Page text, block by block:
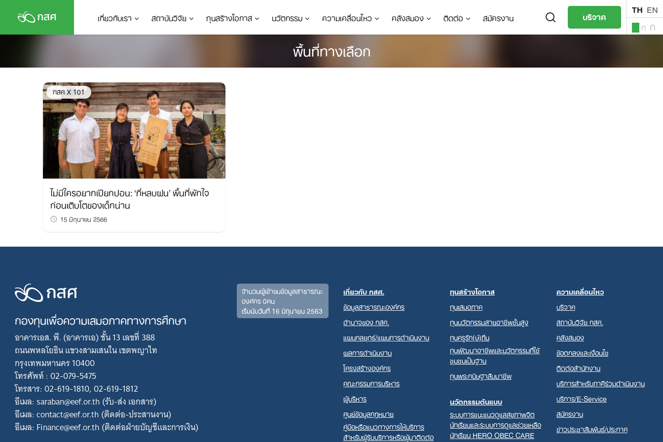
content
เกี่ยวกับเรา สถาบันวิจัย ทุนสร้างโอกาส นวัตกรรม ความเคลื่อนไหว คลังสมอง ติดต่อ สมัครงาน บริจาค TH EN
ก ก
พื้นที่ทางเลือก
กสศ X 101
ไม่มีใครอยากเปียกปอน: ‘ที่หลบฝน’ พื้นที่พักใจ
ก่อนเติบโตของเด็กน่าน
15 มิถุนายน 2566
กองทุนเพื่อความเสมอภาคทางการศึกษา
อาคารเอส. พี. (อาคารเอ) ชั้น 13 เลขที่ 388
ถนนพหลโยธิน แขวงสามเสนใน เขตพญาไท
กรุงเทพมหานคร 10400
โทรศัพท์ : 02-079-5475
โทรสาร: 02-619-1810, 02-619-1812
อีเมล: saraban@eef.or.th (รับ-ส่ง เอกสาร)
อีเมล: contact@eef.or.th (ติดต่อ-ประสานงาน)
อีเมล: Finance@eef.or.th (ติดต่อฝ่ายบัญชีและการเงิน)
จำนวนผู้เข้าชมข้อมูลสาธารณะ
องค์กร 0คน
เริ่มนับวันที่ 16 มิถุนายน 2563
เกี่ยวกับ กสศ.
ข้อมูลสาธารณะองค์กร
อำนาจของ กสศ.
แผนกลยุทธ์/แผนการดำเนินงาน
ผลการดำเนินงาน
โครงสร้างองค์กร
คณะกรรมการบริหาร
ผู้บริหาร
ศูนย์ข้อมูลกฎหมาย
คู่มือหรือแนวทางการให้บริการ
สำหรับผู้รับบริการหรือผู้มาติดต่อ
ทุนสร้างโอกาส
ทุนเสมอภาค
ทุนนวัตกรรมสายอาชีพชั้นสูง
ทุนครูรัก(ษ์)ถิ่น
ทุนพัฒนาอาชีพและนวัตกรรมที่ใช้
ชุมชนเป็นฐาน
ทุนพระกนิษฐาสัมมาชีพ
นวัตกรรมต้นแบบ
ระบบการแนะแนวดูแลสุขภาพจิต
นักเรียนและระบบการดูแลช่วยเหลือ
นักเรียน HERO OBEC CARE
ความเคลื่อนไหว
บริจาค
สถาบันวิจัย กสศ.
คลังสมอง
ข้อตกลงและเงื่อนไข
ติดต่อสำนักงาน
บริการสำหรับภาคีร่วมดำเนินงาน
บริการ/E-Service
สมัครงาน
ข่าวประชาสัมพันธ์/ประกาศ